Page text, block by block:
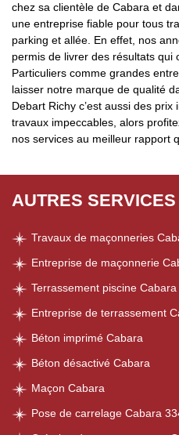
chez sa clientèle de Cabara et
une entreprise fiable pour tous
parking et allée. En effet, nos
permis de livrer des résultats qui
Particuliers comme grandes
laisser notre marque de qualité
Debart Richy c’est aussi des
travaux impeccables, alors
nos services au meilleur rapport
AUTRES SERVICES
Travaux de maçonneries
Entreprise de maçonnerie
Terrassement piscine Cabara
Entreprise de terrassement
Béton imprimé Cabara
Béton désactivé Cabara
Maçon Cabara
Pose de carrelage Cabara